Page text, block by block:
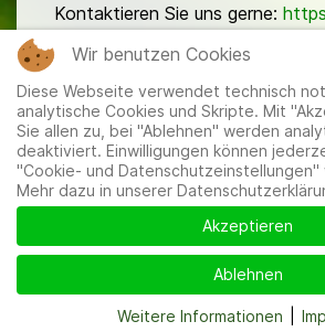
Kontaktieren Sie uns gerne:
Mitglieder|Impressum|
und
Wir benutzen Cookies
Diese Webseite verwendet technisch
analytische Cookies und Skripte. Mit
Sie allen zu, bei "Ablehnen" werden
deaktiviert. Einwilligungen können
"Cookie- und
Mehr dazu in unserer
Akzeptieren
Ablehnen
Weitere Informationen